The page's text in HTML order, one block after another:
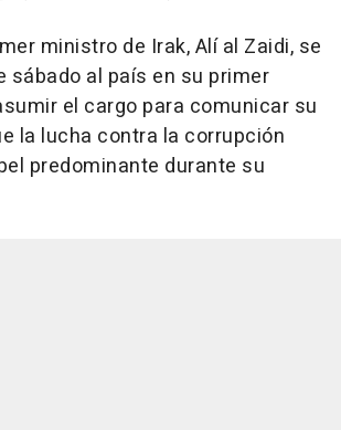
ministro de Irak, Alí al Zaidi, se
sábado al país en su primer
el cargo para comunicar su
la lucha contra la corrupción
predominante durante su